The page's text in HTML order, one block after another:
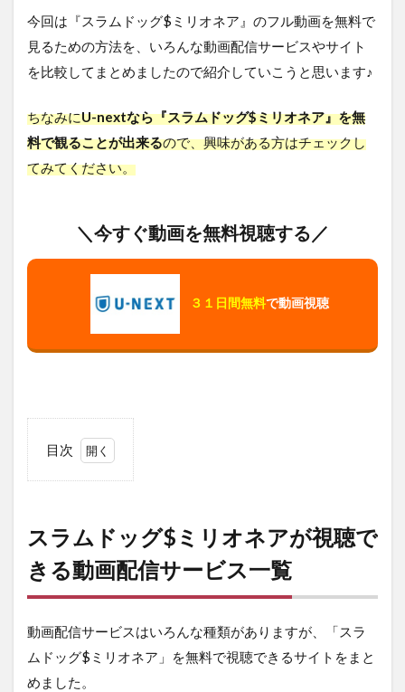
今回は『スラムドッグ$ミリオネア』のフル動画を無料で
見るための方法を、いろんな動画配信サービスやサイト
を比較してまとめましたので紹介していこうと思います♪
ちなみにU-nextなら『スラムドッグ$ミリオネア』を無
料で観ることが出来るので、興味がある方はチェックし
てみてください。
＼今すぐ動画を無料視聴する／
３１日間無料で動画視聴
目次
ム
ド
ッ
グ
$ミ
オ
ア
が
スラムドッグ$ミリオネアが視聴で
きる動画配信サービス一覧
動画配信サービスはいろんな種類がありますが、「スラ
ムドッグ$ミリオネア」を無料で視聴できるサイトをまと
めました。